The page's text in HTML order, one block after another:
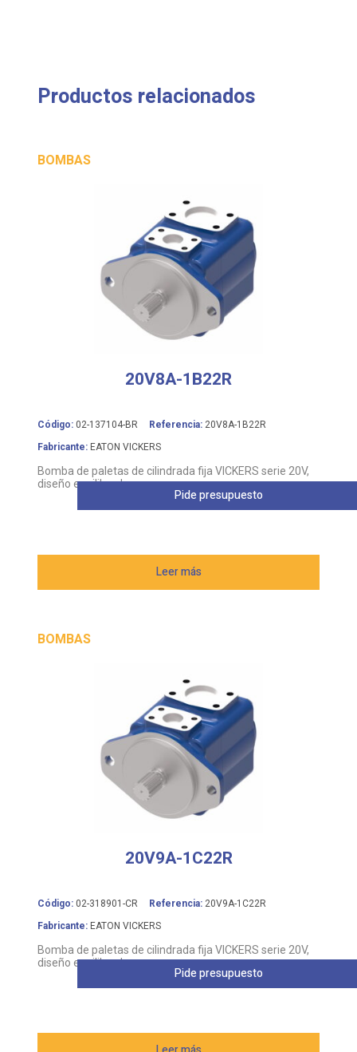
Productos relacionados
BOMBAS
20V8A-1B22R
Código: 02-137104-BR Referencia: 20V8A-1B22R
Fabricante: EATON VICKERS
Bomba de paletas de cilindrada fija VICKERS serie 20V,
diseño equilibrado
Leer más
Pide presupuesto
BOMBAS
20V9A-1C22R
Código: 02-318901-CR Referencia: 20V9A-1C22R
Fabricante: EATON VICKERS
Bomba de paletas de cilindrada fija VICKERS serie 20V,
diseño equilibrado
Pide presupuesto